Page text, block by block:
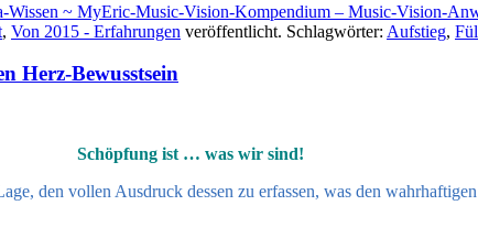
Wissen ~ MyEric-Music-Vision-Kompendium – Music-Vision-
, Von 2015 - Erfahrungen veröffentlicht. Schlagwörter: Aufstieg,
Herz-Bewusstsein
Schöpfung ist … was wir sind!
den vollen Ausdruck dessen zu erfassen, was den